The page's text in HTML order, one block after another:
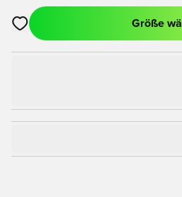
Öffnet ein Fenster zum
Größe